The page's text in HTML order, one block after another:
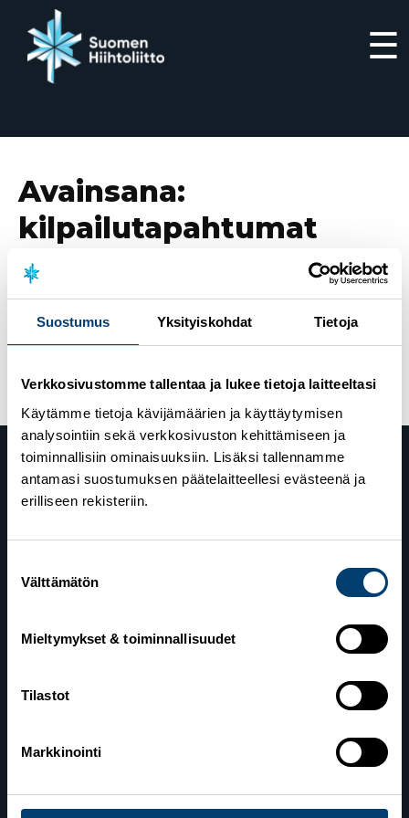
Suostumus Yksityiskohdat Tietoja
Verkkosivustomme tallentaa ja lukee tietoja laitteeltasi
Käytämme tietoja kävijämäärien ja käyttäytymisen
analysointiin sekä verkkosivuston kehittämiseen ja
toiminnallisiin ominaisuuksiin. Lisäksi tallennamme
antamasi suostumuksen päätelaitteellesi evästeenä ja
erilliseen rekisteriin.
valinta
Välttämätön
Mieltymykset & toiminnallisuudet
Tilastot
Markkinointi
☰
Avainsana:
kilpailutapahtumat
16.3.2020Hiihtoliiton päätöksiä ja toimenpiteitä
koronavirusepidemian vuoksi – Pyhäjärven Suomen
Cupin kisaviikonloppu ja Ristijärven SM-hiihdot on
00380 Helsinki
Suomen Hiihtoliitto c/o Salppuri Oy